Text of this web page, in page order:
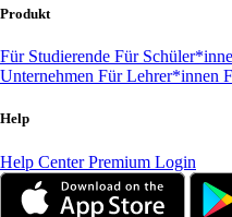
Produkt
Für Studierende Für
Unternehmen Für Lehrer*innen
Help
Help CenterPremium Login